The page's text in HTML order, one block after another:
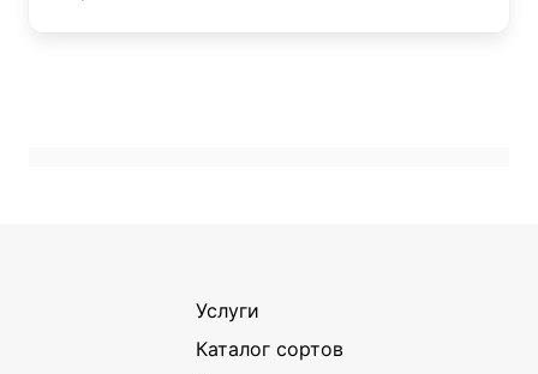
Услуги
Каталог сортов